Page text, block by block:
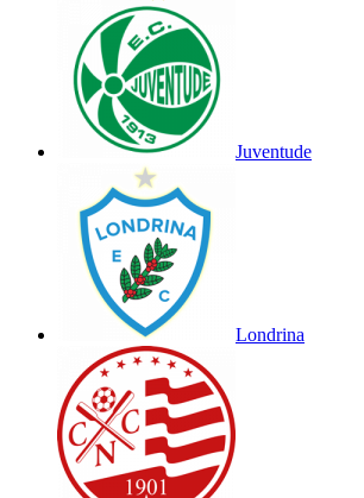
Juventude
Londrina